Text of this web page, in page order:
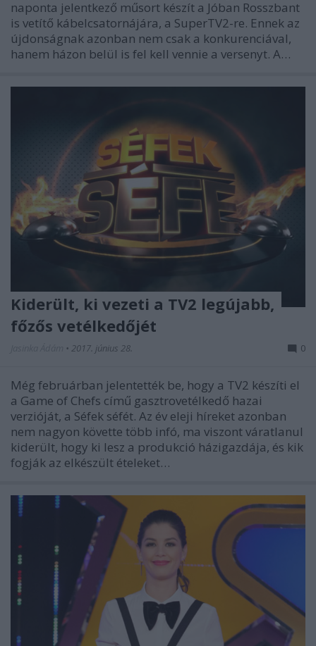
naponta jelentkező műsort készít a Jóban Rosszbant
is vetítő kábelcsatornájára, a SuperTV2-re. Ennek az
újdonságnak azonban nem csak a konkurenciával,
hanem házon belül is fel kell vennie a versenyt. A…
Kiderült, ki vezeti a TV2 legújabb,
főzős vetélkedőjét
• 2017. június 28. 0
Még februárban jelentették be, hogy a TV2 készíti el
a Game of Chefs című gasztrovetélkedő hazai
verzióját, a Séfek séfét. Az év eleji híreket azonban
nem nagyon követte több infó, ma viszont váratlanul
kiderült, hogy ki lesz a produkció házigazdája, és kik
fogják az elkészült ételeket…